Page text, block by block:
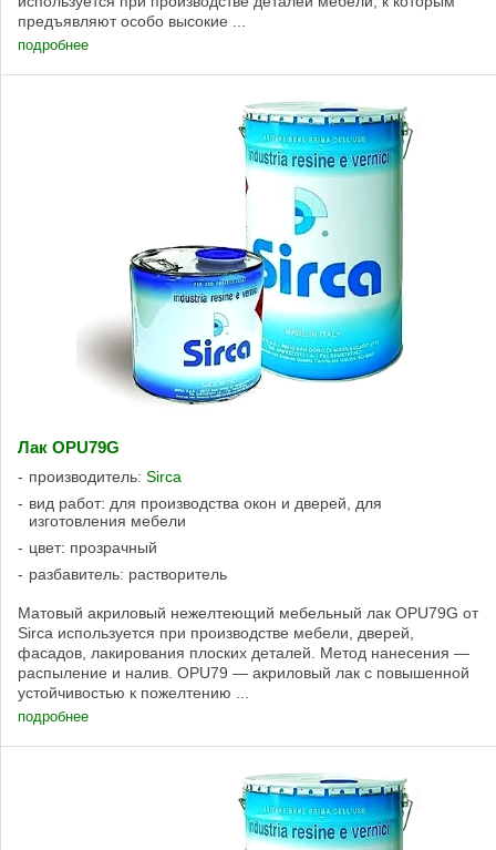
предъявляют особо высокие ...
подробнее
Лак OPU79G
производитель: Sirca
вид работ: для производства окон и дверей, для
изготовления мебели
цвет: прозрачный
разбавитель: растворитель
Матовый акриловый нежелтеющий мебельный лак OPU79G от
Sirca используется при производстве мебели, дверей,
фасадов, лакирования плоских деталей. Метод нанесения —
распыление и налив. OPU79 — акриловый лак с повышенной
устойчивостью к пожелтению ...
подробнее